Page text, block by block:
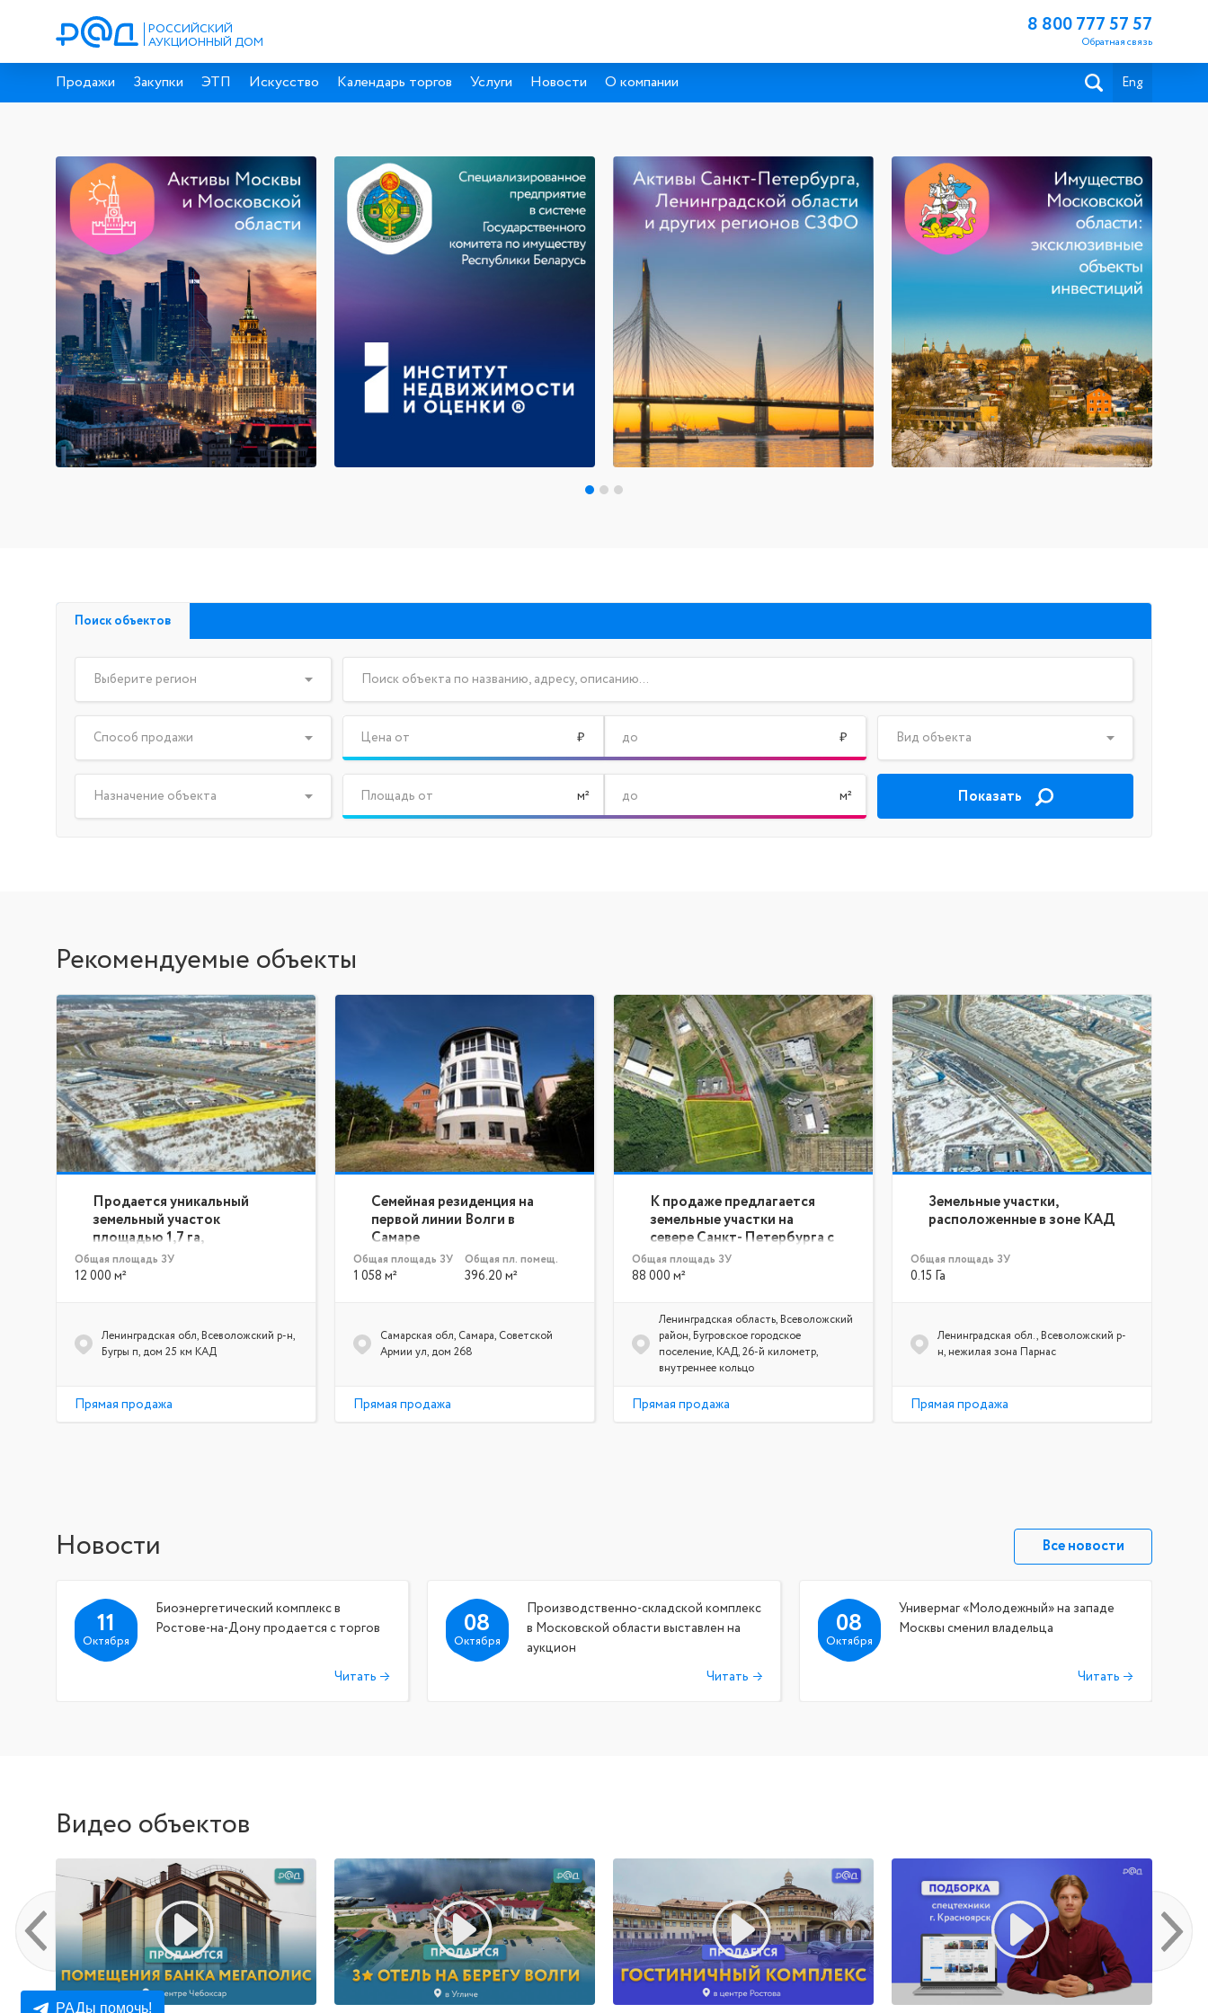
РОССИЙСКИЙ
АУКЦИОННЫЙ ДОМ
8 800 777 57 57
Обратная связь
Продажи Закупки ЭТП Искусство Календарь торгов Услуги Новости О компании Eng
Поиск объектов
Выберите регион
Способ продажи Цена от ₽ до ₽ Вид объекта
Назначение объекта Площадь от м² до м² Показать
Рекомендуемые объекты
Продается уникальный
земельный участок
площадью 1,7 га,
расположенный на первой
линии КАД
Общая площадь ЗУ
12 000 м²
Ленинградская обл, Всеволожский р-н,
Бугры п, дом 25 км КАД
Прямая продажа
Семейная резиденция на
первой линии Волги в
Самаре
Общая площадь ЗУ
1 058 м²
Общая пл. помещ.
396.20 м²
Самарская обл, Самара, Советской
Армии ул, дом 268
Прямая продажа
К продаже предлагается
земельные участки на
севере Санкт- Петербурга с
прямым съездом с КАД
Общая площадь ЗУ
88 000 м²
Ленинградская область, Всеволожский
район, Бугровское городское
поселение, КАД, 26-й километр,
внутреннее кольцо
Прямая продажа
Земельные участки,
расположенные в зоне КАД
Общая площадь ЗУ
0.15 Га
Ленинградская обл., Всеволожский р-
н, нежилая зона Парнас
Прямая продажа
Новости
11
Октября
Биоэнергетический комплекс в
Ростове-на-Дону продается с торгов
Читать
08
Октября
Производственно-складской комплекс
в Московской области выставлен на
аукцион
Читать
08
Октября
Универмаг «Молодежный» на западе
Москвы сменил владельца
Читать
Все новости
Видео объектов
РАДы помочь!